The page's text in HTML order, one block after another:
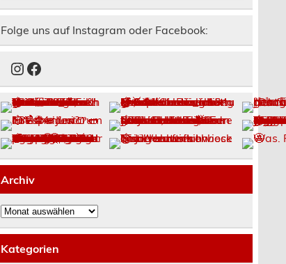
Folge uns auf Instagram oder Facebook:
Instagram
Facebook
Archiv
Archiv
Kategorien